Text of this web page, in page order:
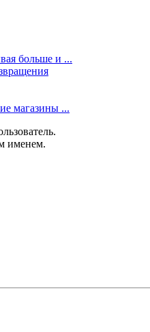
больше и ...
магазины ...
именем.